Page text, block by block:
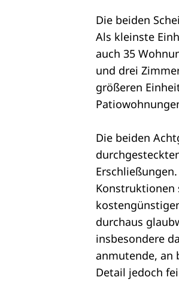
Die beiden
Als kleinste
auch 35
und drei
größeren
Die beiden
Konstruktionen
durchaus
insbesondere
anmutende, an
Detail jedoch